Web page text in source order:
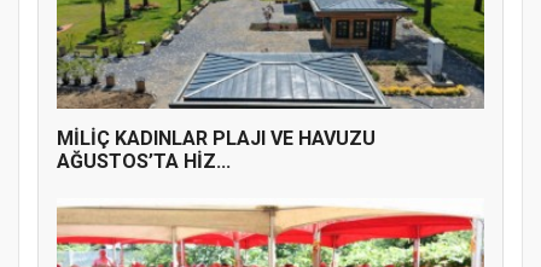
MİLİÇ KADINLAR PLAJI VE HAVUZU
AĞUSTOS’TA HİZ...